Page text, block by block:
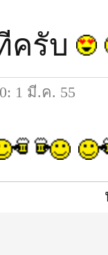
ครับ
1 มี.ค. 55